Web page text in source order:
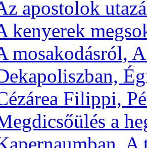
apostolok
kenyerek
mosakodásról,
Filippi,
a